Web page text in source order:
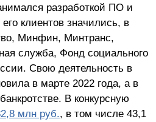
разработкой ПО и
клиентов значились, в
Минфин, Минтранс,
служба, Фонд социального
Свою деятельность в
в марте 2022 года, а в
В конкурсную
млн руб., в том числе 43,1